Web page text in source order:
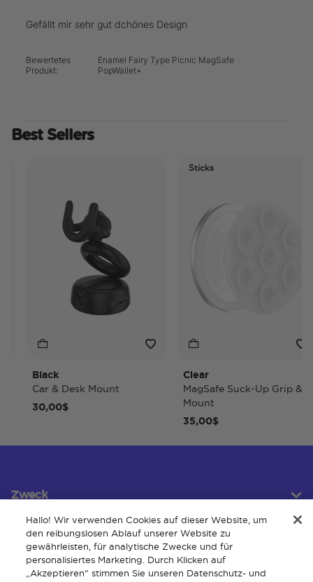
Gefällt mir sehr gut dchönes Design
Bewertetes
Produkt:
Enamel Fairy Type Picnic MagSafe
PopWallet+
Best Sellers
Black
Car & Desk Mount
30,00$
Sticks
Clear
MagSafe Suck-Up Grip &
Mount
35,00$
Zweck
Kundendienst
Hallo! Wir verwenden Cookies auf dieser Website, um
den reibungslosen Ablauf unserer Website zu
gewährleisten, für analytische Zwecke und für
personalisiertes Marketing. Durch Klicken auf
„Akzeptieren“ stimmen Sie unseren Datenschutz- und